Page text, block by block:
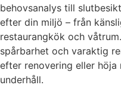
behovsanalys till
efter din miljö – från
restaurangkök och
spårbarhet och varaktig
efter renovering eller höja
underhåll.